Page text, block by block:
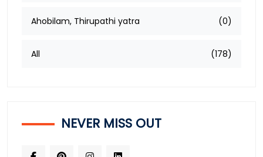
Ahobilam, Thirupathi yatra (0)
All (178)
NEVER MISS OUT